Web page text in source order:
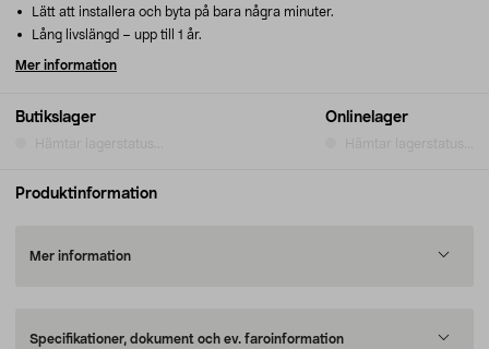
Butikslager
Hämtar lagerstatus...
Onlinelager
Hämtar lagerstatus...
Lätt att installera och byta på bara några minuter.
Lång livslängd – upp till 1 år.
Mer information
Produktinformation
Mer information
Specifikationer, dokument och ev. faroinformation